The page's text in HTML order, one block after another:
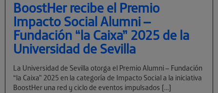
BoostHer recibe el Premio
Impacto Social Alumni –
Fundación “la Caixa” 2025 de la
Universidad de Sevilla
La Universidad de Sevilla otorga el Premio Alumni – Fundación
“la Caixa” 2025 en la categoría de Impacto Social a la iniciativa
BoostHer una red y ciclo de eventos impulsados […]